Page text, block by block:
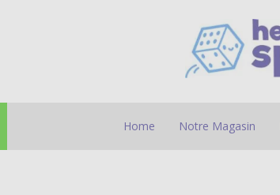
Home Notre Magasin